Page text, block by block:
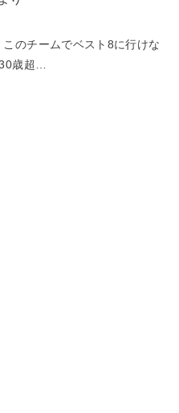
のチームでベスト8に行けな
歳超…